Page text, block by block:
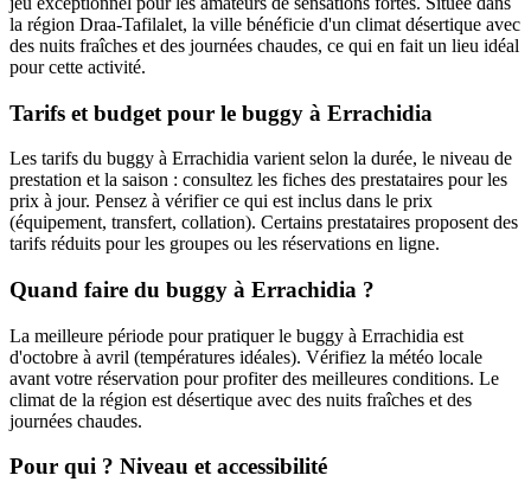
la région Draa-Tafilalet, la ville bénéficie d'un climat désertique avec
des nuits fraîches et des journées chaudes, ce qui en fait un lieu idéal
pour cette activité.
Tarifs et budget pour le buggy à Errachidia
Les tarifs du buggy à Errachidia varient selon la durée, le niveau de
prestation et la saison : consultez les fiches des prestataires pour les
prix à jour. Pensez à vérifier ce qui est inclus dans le prix
(équipement, transfert, collation). Certains prestataires proposent des
tarifs réduits pour les groupes ou les réservations en ligne.
Quand faire du buggy à Errachidia ?
La meilleure période pour pratiquer le buggy à Errachidia est
d'octobre à avril (températures idéales). Vérifiez la météo locale
avant votre réservation pour profiter des meilleures conditions. Le
climat de la région est désertique avec des nuits fraîches et des
journées chaudes.
Pour qui ? Niveau et accessibilité